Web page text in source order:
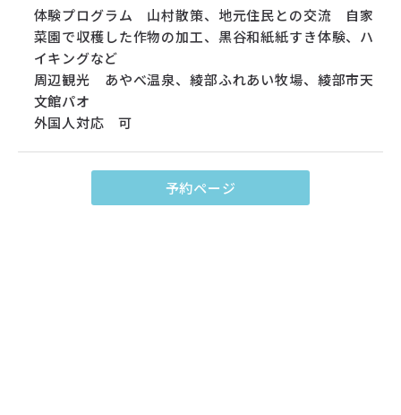
体験プログラム 山村散策、地元住民との交流 自家
菜園で収穫した作物の加工、黒谷和紙紙すき体験、ハ
イキングなど
周辺観光 あやべ温泉、綾部ふれあい牧場、綾部市天
文館パオ
外国人対応 可
予約ページ